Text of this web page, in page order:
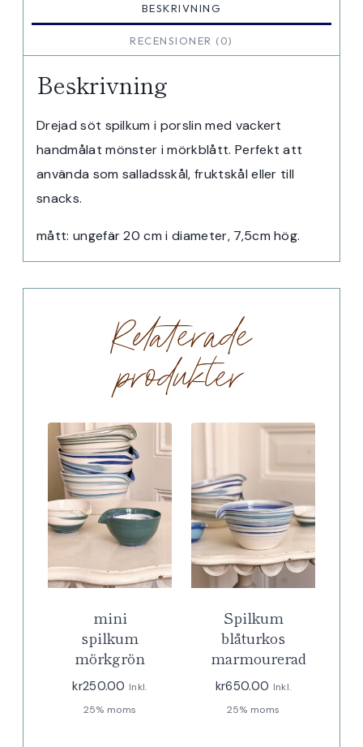
BESKRIVNING
RECENSIONER (0)
Beskrivning
Drejad söt spilkum i porslin med vackert
handmålat mönster i mörkblått. Perfekt att
använda som salladsskål, fruktskål eller till
snacks.
mått: ungefär 20 cm i diameter, 7,5cm hög.
Relaterade
produkter
mini
spilkum
mörkgrön
kr250.00 Inkl.
25% moms
Spilkum
blåturkos
marmourerad
kr650.00 Inkl.
25% moms